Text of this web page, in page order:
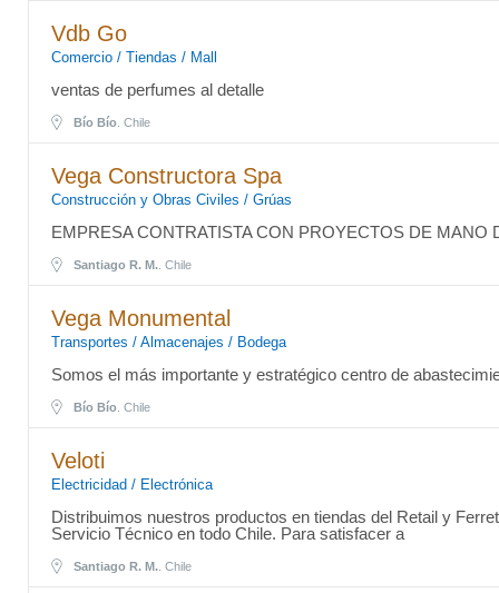
Vdb Go
Comercio / Tiendas / Mall
ventas de perfumes al detalle
Bío Bío . Chile
Vega Constructora Spa
Construcción y Obras Civiles / Grúas
EMPRESA CONTRATISTA CON PROYECTOS DE
Santiago R. M. . Chile
Vega Monumental
Transportes / Almacenajes / Bodega
Somos el más importante y estratégico centro de
Bío Bío . Chile
Veloti
Electricidad / Electrónica
Distribuimos nuestros productos en tiendas del Retail y
Servicio Técnico en todo Chile. Para satisfacer a
Santiago R. M. . Chile